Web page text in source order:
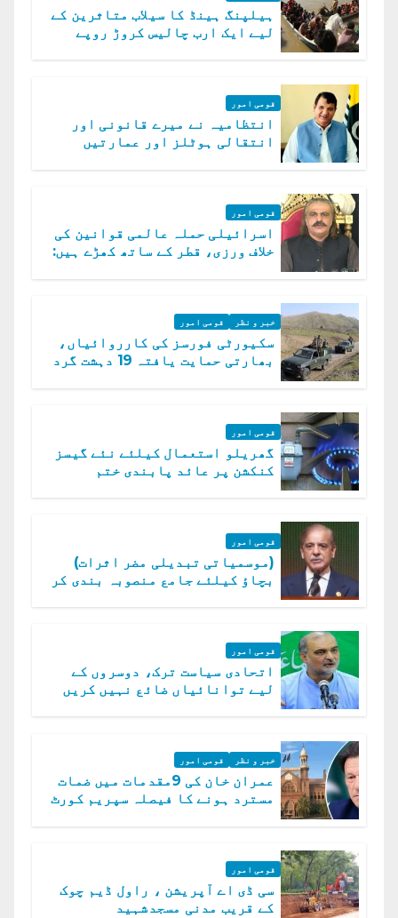
ہیلپنگ ہینڈ کا سیلاب متاثرین کے
لیے ایک ارب چالیس کروڑ روپے
قومی امور
انتظامیہ نے میرے قانونی اور
انتقالی ہوٹلز اور عمارتیں
قومی امور
اسرائیلی حملہ عالمی قوانین کی
خلاف ورزی، قطر کے ساتھ کھڑے ہیں:
خبر و نظر قومی امور
سکیورٹی فورسز کی کارروائیاں،
بھارتی حمایت یافتہ 19 دہشت گرد
قومی امور
گھریلو استعمال کیلئے نئے گیسز
کنکشن پر عائد پابندی ختم
قومی امور
(موسمیاتی تبدیلی مضر اثرات)
بچاؤ کیلئے جامع منصوبہ بندی کر
قومی امور
اتحادی سیاست ترک، دوسروں کے
لیے توانائیاں ضائع نہیں کریں
خبر و نظر قومی امور
عمران خان کی 9مقدمات میں ضمات
مسترد ہونے کا فیصلہ سپریم کورٹ
قومی امور
سی ڈی اے آپریشن ، راول ڈیم چوک
کے قریب مدنی مسجدشہید